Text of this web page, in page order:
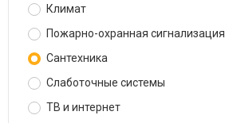
Климат
Пожарно-охранная сигнализация
Сантехника
Слаботочные системы
ТВ и интернет